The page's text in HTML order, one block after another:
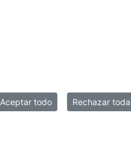
Aceptar todo Rechazar